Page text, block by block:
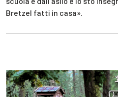
Bretzel fatti in casa».